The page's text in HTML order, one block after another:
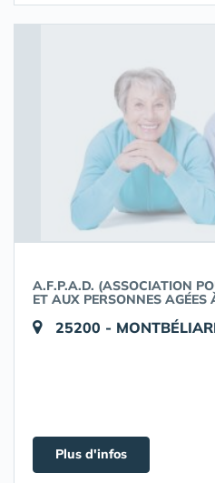
A.F.P.A.D. (ASSOCIATION
ET AUX PERSONNES AGÉES
25200 -
Plus d'infos